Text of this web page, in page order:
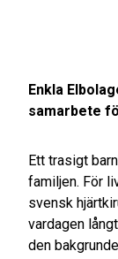
Enkla
samarbete
Ett trasigt
familjen. För
svensk
vardagen
den